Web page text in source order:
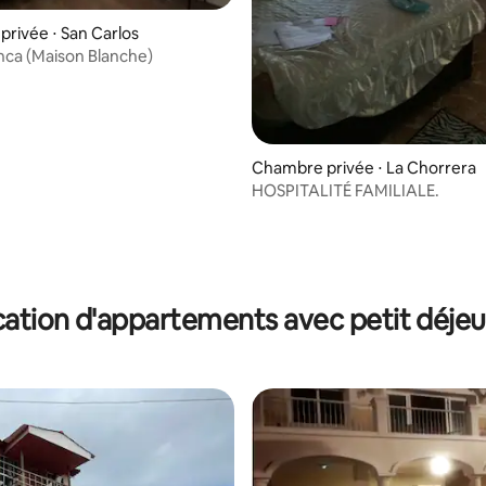
⋅ San Carlos
(Maison Blanche)
Chambre privée ⋅ La Chorrera
HOSPITALITÉ FAMILIALE.
d'appartements avec petit